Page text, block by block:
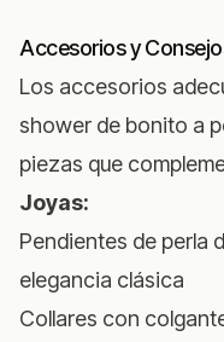
Accesorios y
Los accesorios
shower de bonito a
piezas que
Joyas:
Pendientes de perla
elegancia clásica
Collares con